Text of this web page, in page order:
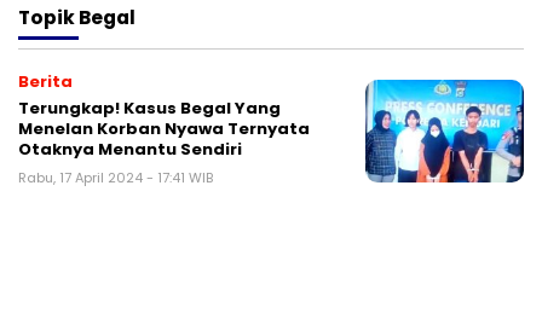
TopikBegal
Berita
Terungkap! Kasus Begal Yang
Menelan Korban Nyawa Ternyata
Otaknya Menantu Sendiri
Rabu, 17 April 2024 - 17:41 WIB